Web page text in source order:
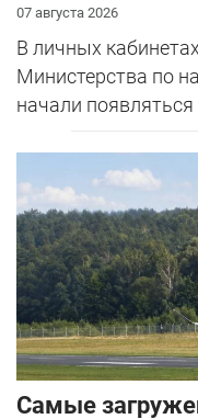
07 августа 2026
В личных
Министерства по
начали
Самые